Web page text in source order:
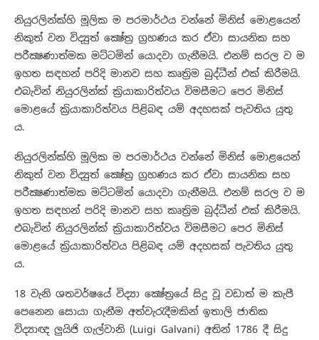
නියුරලින්ක්හි මූලික ම පරමාර්ථය වන්නේ මිනිස් මොළයෙන්
නිකුත් වන විද්‍යුත් ක්‍ෂේත්‍ර ග්‍රහණය කර ඒවා සායනික සහ
පරීක්‍ෂණාත්මක මට්ටමින් යොදවා ගැනීමයි. එනම් සරල ව ම
ඉහත සඳහන් පරිදි මානව සහ කෘත්‍රිම බුද්ධීන් එක් කිරීමයි.
එබැවින් නියුරලින්ක් ක්‍රියාකාරිත්වය විමසීමට පෙර මිනිස්
මොළයේ ක්‍රියාකාරිත්වය පිළිබඳ යම් අදහසක් පැවතිය යුතු
ය.
නියුරලින්ක්හි මූලික ම පරමාර්ථය වන්නේ මිනිස් මොළයෙන්
නිකුත් වන විද්‍යුත් ක්‍ෂේත්‍ර ග්‍රහණය කර ඒවා සායනික සහ
පරීක්‍ෂණාත්මක මට්ටමින් යොදවා ගැනීමයි. එනම් සරල ව ම
ඉහත සඳහන් පරිදි මානව සහ කෘත්‍රිම බුද්ධීන් එක් කිරීමයි.
එබැවින් නියුරලින්ක් ක්‍රියාකාරිත්වය විමසීමට පෙර මිනිස්
මොළයේ ක්‍රියාකාරිත්වය පිළිබඳ යම් අදහසක් පැවතිය යුතු
ය.
18 වැනි ශතවර්ෂයේ විද්‍යා ක්‍ෂේත්‍රයේ සිදු වූ වඩාත් ම කැපී
පෙනෙන සොයා ගැනීම අත්වැරැදීමකින් ඉතාලි ජාතික
විද්‍යාඥ ලුයිජි ගැල්වානි (Luigi Galvani) අතින් 1786 දී සිදු